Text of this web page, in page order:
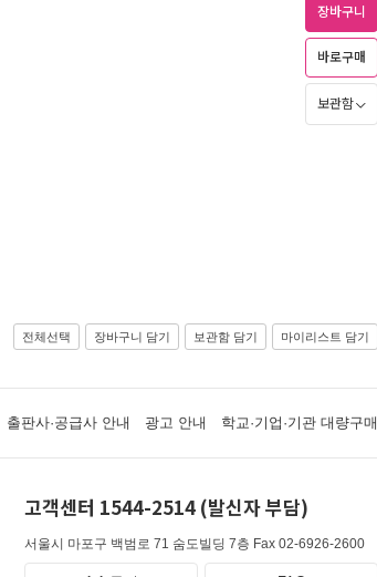
장바구니
바로구매
보관함
전체선택 장바구니 담기 보관함 담기 마이리스트 담기
출판사·공급사 안내 광고 안내 학교·기업·기관 대량구매
고객센터 1544-2514 (발신자 부담)
서울시 마포구 백범로 71 숨도빌딩 7층 Fax 02-6926-2600